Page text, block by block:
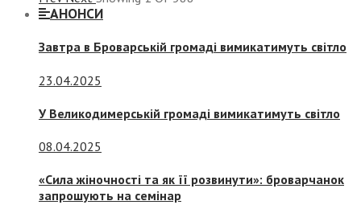
АНОНСИ
Завтра в Броварській громаді вимикатимуть світло
23.04.2025
У Великодимерській громаді вимикатимуть світло
08.04.2025
«Сила жіночності та як її розвинути»: броварчанок
запрошують на семінар